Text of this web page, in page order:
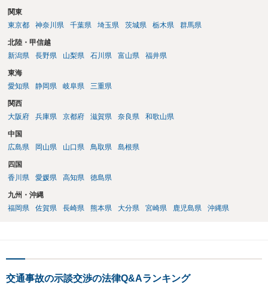
場合には，情状により，その刑を免除することができる」との規定が
あります。したがいまして，不起訴にされる可能性が大きくなるので
す。 そうすると自転車でも同様に考えられ，２週間の怪我であれば，
やはり示談交渉は大事になると思います。
関東
東京都
神奈川県 千葉県 埼玉県 茨城県 栃木県 群馬県
北陸・甲信越
新潟県
長野県 山梨県 石川県 富山県 福井県
東海
愛知県
静岡県 岐阜県 三重県
関西
大阪府
兵庫県 京都府 滋賀県 奈良県 和歌山県
中国
広島県
岡山県 山口県 鳥取県 島根県
四国
香川県
愛媛県 高知県 徳島県
九州・沖縄
福岡県
佐賀県 長崎県 熊本県 大分県 宮崎県 鹿児島県 沖縄県
交通事故の示談交渉の法律Q&Aランキング